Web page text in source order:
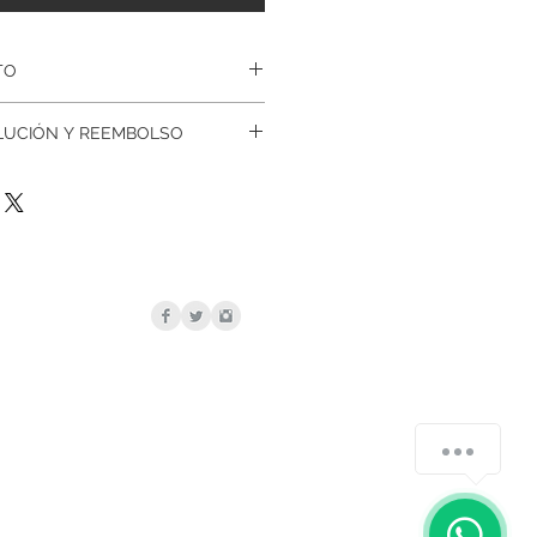
cuidando la calidad en
la satisfaccion de nuestros
Y REEMBOLSO
productos y lo garantizamos
no deben considerarse un